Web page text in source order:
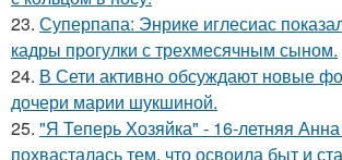
23. Суперпапа: Энрике иглесиас
кадры прогулки с трехмесячным сыном.
24. В Сети активно обсуждают новые
дочери марии шукшиной.
25. "Я Теперь Хозяйка" - 16-летняя
похвасталась тем, что освоила быт и